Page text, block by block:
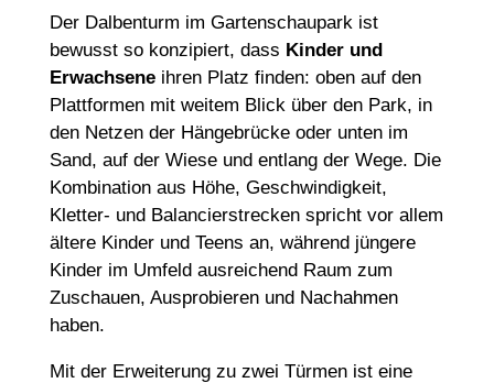
Der Dalbenturm im Gartenschaupark ist
bewusst so konzipiert, dass Kinder und
Erwachseneihren Platz finden: oben auf den
Plattformen mit weitem Blick über den Park, in
den Netzen der Hängebrücke oder unten im
Sand, auf der Wiese und entlang der Wege. Die
Kombination aus Höhe, Geschwindigkeit,
Kletter- und Balancierstrecken spricht vor allem
ältere Kinder und Teens an, während jüngere
Kinder im Umfeld ausreichend Raum zum
Zuschauen, Ausprobieren und Nachahmen
haben.
Mit der Erweiterung zu zwei Türmen ist eine